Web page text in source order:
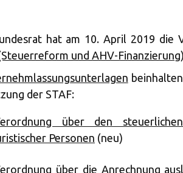
hat am 10. April 2019 die
und AHV-Finanzierung)
der STAF:
über den
Personen (neu)
über die Anrechnung